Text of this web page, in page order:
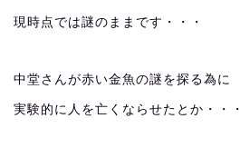
現時点では謎のままです・・・
中堂さんが赤い金魚の謎を探る為に
実験的に人を亡くならせたとか・・・